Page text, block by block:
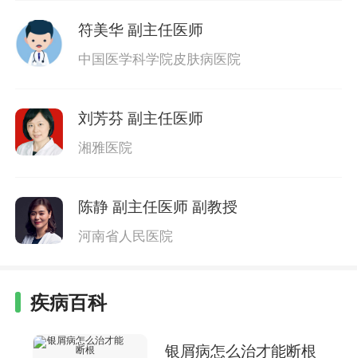
符美华 副主任医师
中国医学科学院皮肤病医院
刘芳芬 副主任医师
湘雅医院
陈静 副主任医师 副教授
河南省人民医院
疾病百科
银屑病怎么治才能断根